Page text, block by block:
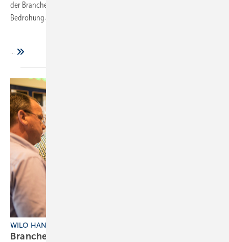
der Branche angekommen und sollte mehr als Chance denn als
Bedrohung angesehen werden.
...
WILO HANDWERKERTAGE
Branchentreff mit